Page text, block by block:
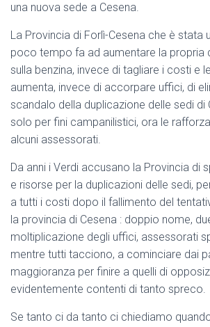
una nuova sede a Cesena.
La Provincia di Forlì-Cesena che è stata
poco tempo fa ad aumentare la propria
sulla benzina, invece di tagliare i costi e
aumenta, invece di accorpare uffici, di
scandalo della duplicazione delle sedi di
solo per fini campanilistici, ora le
alcuni assessorati.
Da anni i Verdi accusano la Provincia di
e risorse per la duplicazioni delle sedi,
a tutti i costi dopo il fallimento del
la provincia di Cesena : doppio nome,
moltiplicazione degli uffici, assessorati
mentre tutti tacciono, a cominciare dai
maggioranza per finire a quelli di
evidentemente contenti di tanto spreco.
Se tanto ci da tanto ci chiediamo